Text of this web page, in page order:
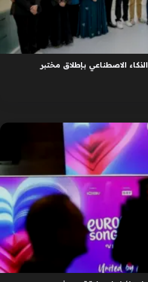
الاصطناعي بإطلاق مختبر